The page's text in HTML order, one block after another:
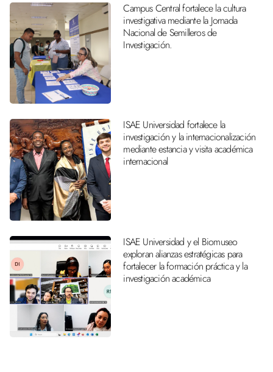
Campus Central fortalece la cultura
investigativa mediante la Jornada
Nacional de Semilleros de
Investigación.
ISAE Universidad fortalece la
investigación y la internacionalización
mediante estancia y visita académica
internacional
ISAE Universidad y el Biomuseo
exploran alianzas estratégicas para
fortalecer la formación práctica y la
investigación académica